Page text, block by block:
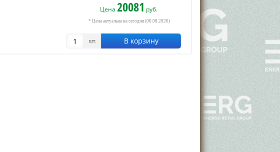
Цена 20081 руб.
* Цена актуальна на сегодня (06.08.2026)
шт. В корзину